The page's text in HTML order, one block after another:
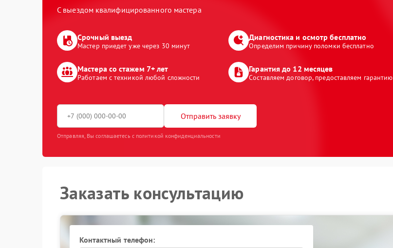
С выездом квалифицированного мастера
Срочный выезд
Мастер приедет уже через 30 минут
Диагностика и осмотр бесплатно
Определим причину поломки бесплатно
Мастера со стажем 7+ лет
Работаем с техникой любой сложности
Гарантия до 12 месяцев
Составляем договор, предоставляем гарантию
Отправить заявку
Отправляя, Вы соглашаетесь с политикой конфиденциальности
Заказать консультацию
Контактный телефон: